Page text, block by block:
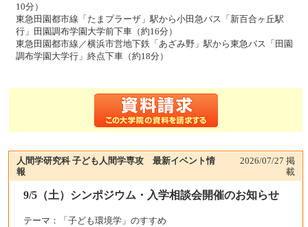
10分）
東急田園都市線「たまプラーザ」駅から小田急バス「新百合ヶ丘駅
行」田園調布学園大学前下車（約16分）
東急田園都市線／横浜市営地下鉄「あざみ野」駅から東急バス「田園
調布学園大学行」終点下車（約18分）
人間学研究科 子ども人間学専攻 最新イベント情
報
2026/07/27 掲
載
9/5（土）シンポジウム・入学相談会開催のお知らせ
テーマ：「子ども環境学」のすすめ